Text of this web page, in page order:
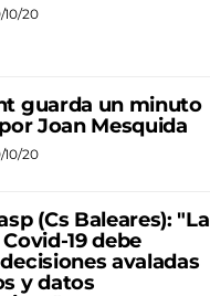
10/20
guarda un minuto
Joan Mesquida
10/20
(Cs Baleares): "La
19 debe
avaladas
y datos